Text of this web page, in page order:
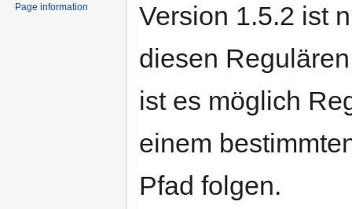
Version 1.5.2 ist
diesen
ist es möglich
einem
Pfad folgen.
Page information